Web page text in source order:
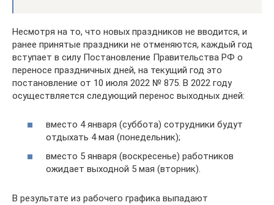
Несмотря на то, что новых праздников не вводится, и
ранее принятые праздники не отменяются, каждый год
вступает в силу Постановление Правительства РФ о
переносе праздничных дней, на текущий год это
постановление от 10 июля 2022 № 875. В 2022 году
осуществляется следующий перенос выходных дней:
вместо 4 января (суббота) сотрудники будут
отдыхать 4 мая (понедельник);
вместо 5 января (воскресенье) работников
ожидает выходной 5 мая (вторник).
В результате из рабочего графика выпадают